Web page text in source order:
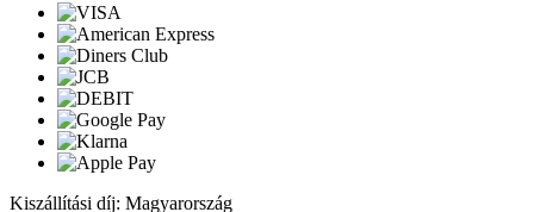
Kiszállítási díj: Magyarország